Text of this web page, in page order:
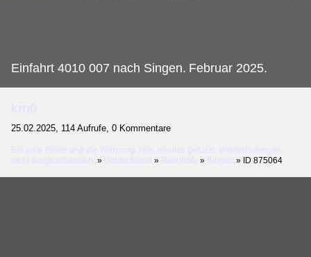
Einfahrt 4010 007 nach Singen. Februar 2025.
25.02.2025, 114 Aufrufe, 0 Kommentare
» » » » ID 875064